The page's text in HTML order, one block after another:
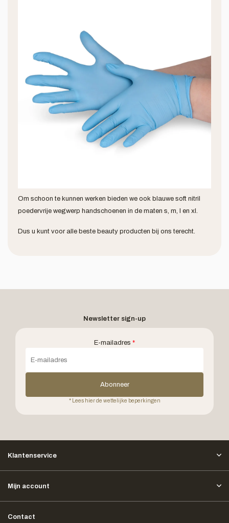
Om schoon te kunnen werken bieden we ook blauwe soft nitril
poedervrije wegwerp handschoenen in de maten s, m, l en xl.
Dus u kunt voor alle beste beauty producten bij ons terecht.
Newsletter sign-up
E-mailadres *
Abonneer
* Lees hier de wettelijke beperkingen
Klantenservice
Mijn account
Contact